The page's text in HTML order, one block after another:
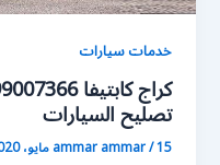
خدمات سيارات
تصليح السيارات
ammar ammar/15 مايو، 2020